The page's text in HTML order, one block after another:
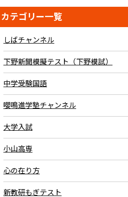
カテゴリー一覧
しばチャンネル
下野新聞模擬テスト（下野模試）
中学受験国語
嚶鳴進学塾チャンネル
大学入試
小山高専
心の在り方
新教研もぎテスト